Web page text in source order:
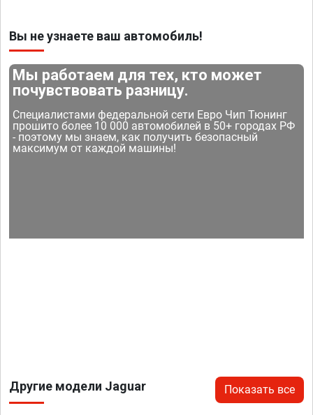
Вы не узнаете ваш автомобиль!
Мы работаем для тех, кто может
почувствовать разницу.
Специалистами федеральной сети Евро Чип Тюнинг
прошито более 10 000 автомобилей в 50+ городах РФ
- поэтому мы знаем, как получить безопасный
максимум от каждой машины!
Другие модели Jaguar Показать все